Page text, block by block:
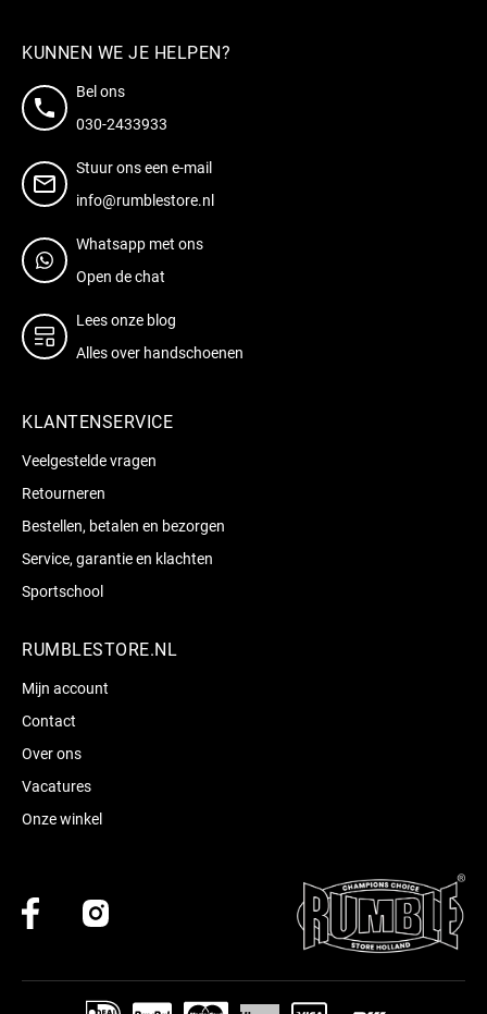
KUNNEN WE JE HELPEN?
Bel ons
030-2433933
Stuur ons een e-mail
info@rumblestore.nl
Whatsapp met ons
Open de chat
Lees onze blog
Alles over handschoenen
KLANTENSERVICE
Veelgestelde vragen
Retourneren
Bestellen, betalen en bezorgen
Service, garantie en klachten
Sportschool
RUMBLESTORE.NL
Mijn account
Contact
Over ons
Vacatures
Onze winkel